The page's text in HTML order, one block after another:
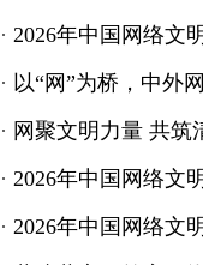
· 2026年中国网络文
· 以“网”为桥，中外
· 网聚文明力量 共
· 2026年中国网络文
· 2026年中国网络文